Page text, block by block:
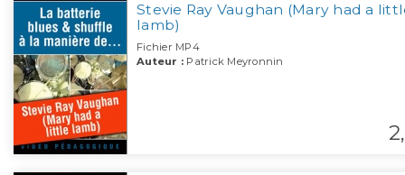
Stevie Ray Vaughan (Mary had a
lamb)
Fichier MP4
Auteur : Patrick Meyronnin
2,